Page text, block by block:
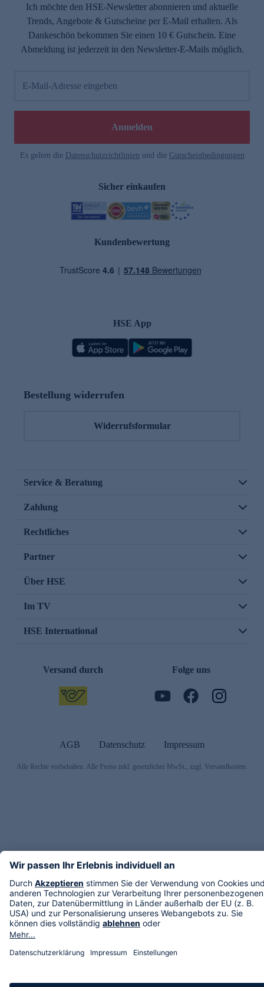
Ich möchte den HSE-Newsletter abonnieren und aktuelle
Trends, Angebote & Gutscheine per E-Mail erhalten. Als
Dankeschön bekommen Sie einen 10 € Gutschein. Eine
Abmeldung ist jederzeit in den Newsletter-E-Mails möglich.
E-Mail-Adresse eingeben
Anmelden
Es gelten die Datenschutzrichtlinien und die Gutscheinbedingungen
Sicher einkaufen
Kundenbewertung
HSE App
Bestellung widerrufen
Widerrufsformular
Service & Beratung
Zahlung
Rechtliches
Partner
Über HSE
Im TV
HSE International
Versand durch Folge uns
AGB Datenschutz Impressum
Alle Rechte vorbehalten. Alle Preise inkl. gesetzlicher MwSt., zzgl. Versandkosten.